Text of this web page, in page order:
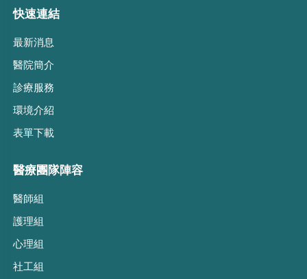
快速連結
最新消息
醫院簡介
診療服務
環境介紹
表單下載
醫療團隊陣容
醫師組
護理組
心理組
社工組